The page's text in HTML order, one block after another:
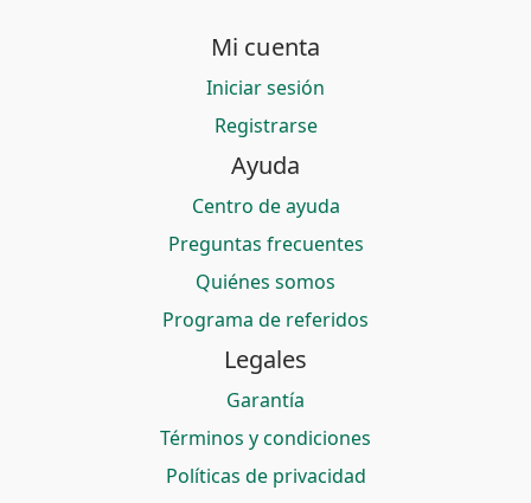
Mi cuenta
Iniciar sesión
Registrarse
Ayuda
Centro de ayuda
Preguntas frecuentes
Quiénes somos
Programa de referidos
Legales
Garantía
Términos y condiciones
Políticas de privacidad